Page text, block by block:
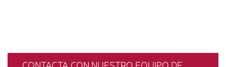
CONTACTA CON NUESTRO EQUIPO DE